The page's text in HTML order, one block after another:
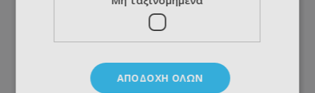
ΑΠΟΔΟΧΉ ΌΛΩΝ